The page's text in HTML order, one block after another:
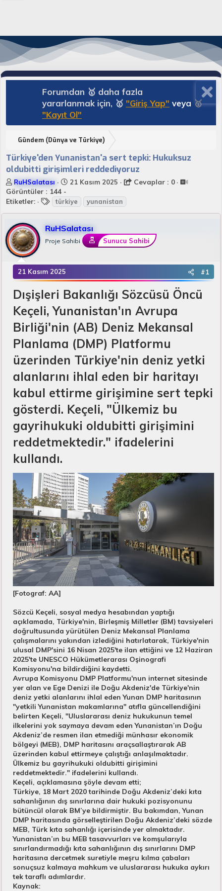
Forumdan 🥇 daha fazla
yararlanmak için, 🥇 "Giriş Yap" veya 🥇
"Kayıt Ol"
Gündem (Dünya ve Türkiye)
Türkiye'den Yunanistan'a sert tepki: Hukuksuz
oldubitti girişimleri reddediyoruz
K
o
n
u
B
a
ş
l
n
RuHSalatası
B
ş
l
n
g
t
i
i
21 Kasım 2025
Cevaplar : 0
Görüntüler : 144 -
Etiketler:
E
k
e
e
r
türkiye yunanistan
RuHSalatası
Proje Sahibi Sunucu Sahibi
21 Kasım 2025 #1
Dışişleri Bakanlığı Sözcüsü Öncü
Keçeli, Yunanistan'ın Avrupa
Birliği'nin (AB) Deniz Mekansal
Planlama (DMP) Platformu
üzerinden Türkiye'nin deniz yetki
alanlarını ihlal eden bir haritayı
kabul ettirme girişimine sert tepki
gösterdi. Keçeli, "Ülkemiz bu
gayrihukuki oldubitti girişimini
reddetmektedir." ifadelerini
kullandı.​
[Fotograf: AA]
Sözcü Keçeli, sosyal medya hesabından yaptığı
açıklamada, Türkiye'nin, Birleşmiş Milletler (BM) tavsiyeleri
doğrultusunda yürütülen Deniz Mekansal Planlama
çalışmalarını yakından izlediğini hatırlatarak, Türkiye'nin
ulusal DMP'sini 16 Nisan 2025'te ilan ettiğini ve 12 Haziran
2025'te UNESCO Hükümetlerarası Oşinografi
Komisyonu'na bildirdiğini kaydetti.
Avrupa Komisyonu DMP Platformu'nun internet sitesinde
yer alan ve Ege Denizi ile Doğu Akdeniz'de Türkiye'nin
deniz yetki alanlarını ihlal eden Yunan DMP haritasının
"yetkili Yunanistan makamlarına" atıfla güncellendiğini
belirten Keçeli, "Uluslararası deniz hukukunun temel
ilkelerini yok saymaya devam eden Yunanistan’ın Doğu
Akdeniz’de resmen ilan etmediği münhasır ekonomik
bölgeyi (MEB), DMP haritasını araçsallaştırarak AB
üzerinden kabul ettirmeye çalıştığı anlaşılmaktadır.
Ülkemiz bu gayrihukuki oldubitti girişimini
reddetmektedir." ifadelerini kullandı.
Keçeli, açıklamasına şöyle devam etti;
Türkiye, 18 Mart 2020 tarihinde Doğu Akdeniz’deki kıta
sahanlığının dış sınırlarına dair hukuki pozisyonunu
bütüncül olarak BM’ye bildirmiştir. Bu bakımdan, Yunan
DMP haritasında görselleştirilen Doğu Akdeniz’deki sözde
MEB, Türk kıta sahanlığı içerisinde yer almaktadır.
Yunanistan’ın bu MEB tasavvurları ve komşularıyla
sınırlandırmadığı kıta sahanlığının dış sınırlarını DMP
haritasına dercetmek suretiyle meşru kılma çabaları
sonuçsuz kalmaya mahkum ve uluslararası hukuka aykırı
tek taraflı adımlardır.
Kaynak: